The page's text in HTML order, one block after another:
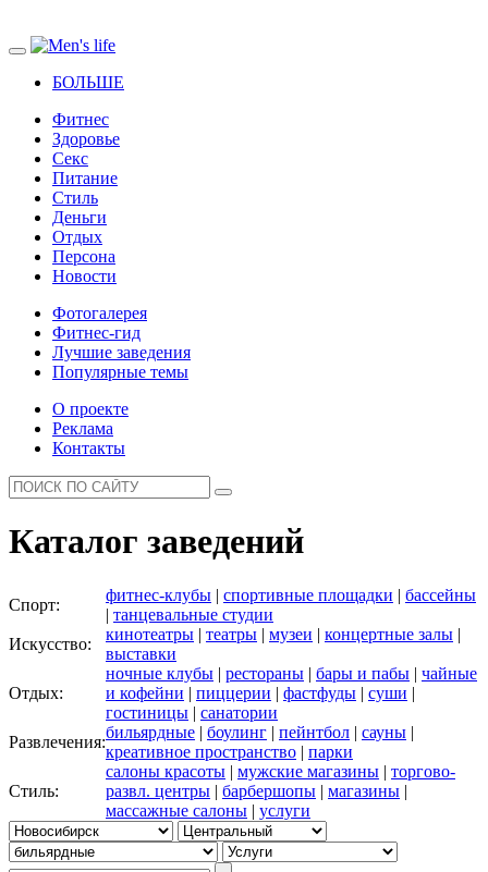
БОЛЬШЕ
Фитнес
Здоровье
Секс
Питание
Стиль
Деньги
Отдых
Персона
Новости
Фотогалерея
Фитнес-гид
Лучшие заведения
Популярные темы
О проекте
Реклама
Контакты
Каталог заведений
Спорт:
фитнес-клубы | спортивные площадки | бассейны
| танцевальные студии
Искусство:
кинотеатры | театры | музеи | концертные залы |
выставки
Отдых:
ночные клубы | рестораны | бары и пабы | чайные
и кофейни | пиццерии | фастфуды | суши |
гостиницы | санатории
Развлечения:
бильярдные | боулинг | пейнтбол | сауны |
креативное пространство | парки
Стиль:
салоны красоты | мужские магазины | торгово-
развл. центры | барбершопы | магазины |
массажные салоны | услуги